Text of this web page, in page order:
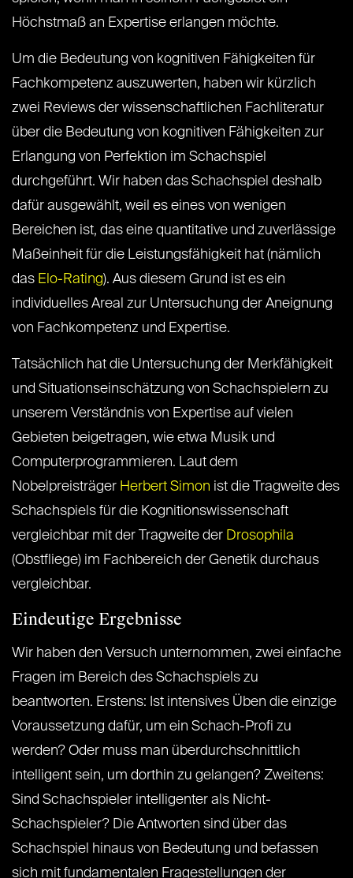
Höchstmaß an Expertise erlangen möchte.
Um die Bedeutung von kognitiven Fähigkeiten für
Fachkompetenz auszuwerten, haben wir kürzlich
zwei Reviews der wissenschaftlichen Fachliteratur
über die Bedeutung von kognitiven Fähigkeiten zur
Erlangung von Perfektion im Schachspiel
durchgeführt. Wir haben das Schachspiel deshalb
dafür ausgewählt, weil es eines von wenigen
Bereichen ist, das eine quantitative und zuverlässige
Maßeinheit für die Leistungsfähigkeit hat (nämlich
das Elo-Rating). Aus diesem Grund ist es ein
individuelles Areal zur Untersuchung der Aneignung
von Fachkompetenz und Expertise.
Tatsächlich hat die Untersuchung der Merkfähigkeit
und Situationseinschätzung von Schachspielern zu
unserem Verständnis von Expertise auf vielen
Gebieten beigetragen, wie etwa Musik und
Computerprogrammieren. Laut dem
Nobelpreisträger Herbert Simon ist die Tragweite des
Schachspiels für die Kognitionswissenschaft
vergleichbar mit der Tragweite der Drosophila
(Obstfliege) im Fachbereich der Genetik durchaus
vergleichbar.
Eindeutige Ergebnisse
Wir haben den Versuch unternommen, zwei einfache
Fragen im Bereich des Schachspiels zu
beantworten. Erstens: Ist intensives Üben die einzige
Voraussetzung dafür, um ein Schach-Profi zu
werden? Oder muss man überdurchschnittlich
intelligent sein, um dorthin zu gelangen? Zweitens:
Sind Schachspieler intelligenter als Nicht-
Schachspieler? Die Antworten sind über das
Schachspiel hinaus von Bedeutung und befassen
sich mit fundamentalen Fragestellungen der